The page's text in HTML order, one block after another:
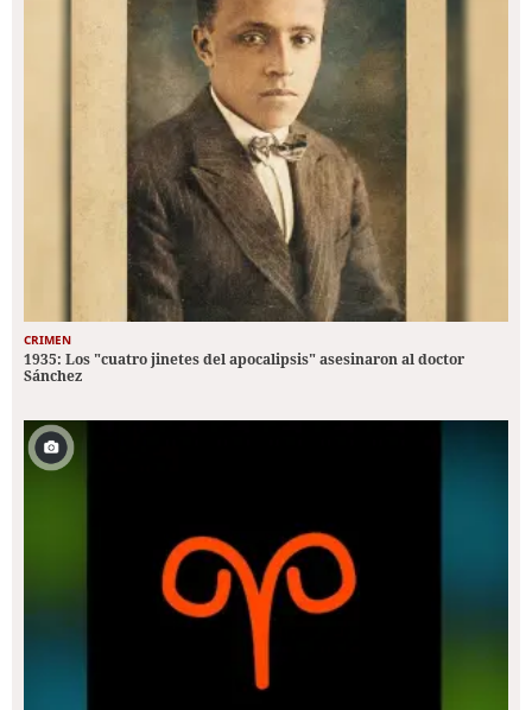
CRIMEN
1935: Los "cuatro jinetes del apocalipsis" asesinaron al doctor
Sánchez